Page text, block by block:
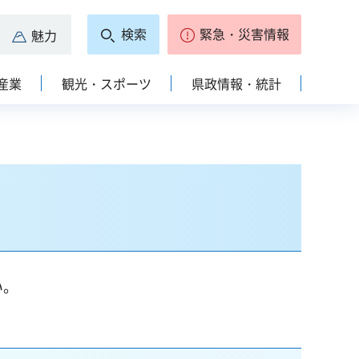
魅力 検索 緊急・災害情報
業 観光・スポーツ 県政情報・統計